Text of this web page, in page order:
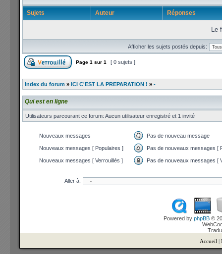
Sujets Auteur Réponses
Le
Afficher les sujets postés depuis:
Page 1 sur 1 [ 0 sujets ]
Index du forum » ICI C'EST LA PREPARATION ! » -
Qui est en ligne
Utilisateurs parcourant ce forum: Aucun utilisateur enregistré et 1 invité
Nouveaux messages Pas de nouveau message
Nouveaux messages [ Populaires ] Pas de nouveaux messages [
Nouveaux messages [ Verrouillés ] Pas de nouveaux messages [
Aller à:
Powered by phpBB ©
Accueil |